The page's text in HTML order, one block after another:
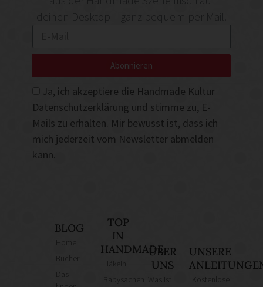
deinen Desktop – ganz bequem per Mail.
Ja, ich akzeptiere die Handmade Kultur
Datenschutzerklärung und stimme zu, E-
Mails zu erhalten. Mir bewusst ist, dass ich
mich jederzeit vom Newsletter abmelden
kann.
Abonnieren
BLOG
TOP
IN
HANDMADEÜBER
UNS
Was ist
UNSERE
Kostenlose